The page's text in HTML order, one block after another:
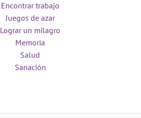
Encontrar trabajo
Juegos de azar
Lograr un milagro
Memoria
Salud
Sanación